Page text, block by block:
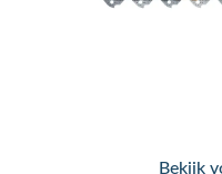
Bekijk